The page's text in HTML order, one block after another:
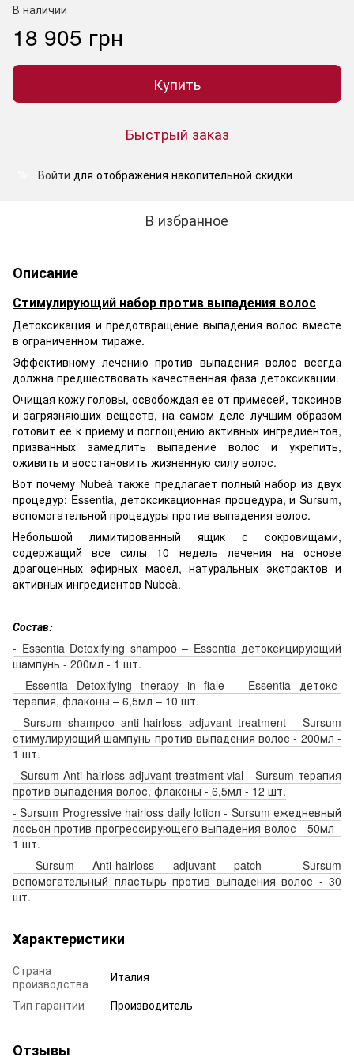
В наличии
18 905 грн
Купить
Быстрый заказ
Войти для отображения накопительной скидки
В избранное
Описание
Стимулирующий набор против выпадения волос
Детоксикация и предотвращение выпадения волос вместе
в ограниченном тираже.
Эффективному лечению против выпадения волос всегда
должна предшествовать качественная фаза детоксикации.
Очищая кожу головы, освобождая ее от примесей, токсинов
и загрязняющих веществ, на самом деле лучшим образом
готовит ее к приему и поглощению активных ингредиентов,
призванных замедлить выпадение волос и укрепить,
оживить и восстановить жизненную силу волос.
Вот почему Nubeà также предлагает полный набор из двух
процедур: Essentia, детоксикационная процедура, и Sursum,
вспомогательной процедуры против выпадения волос.
Небольшой лимитированный ящик с сокровищами,
содержащий все силы 10 недель лечения на основе
драгоценных эфирных масел, натуральных экстрактов и
активных ингредиентов Nubeà.
Состав:
- Essentia Detoxifying shampoo – Essentia детоксицирующий
шампунь - 200мл - 1 шт.
- Essentia Detoxifying therapy in fiale – Essentia детокс-
терапия, флаконы – 6,5мл – 10 шт.
- Sursum shampoo anti-hairloss adjuvant treatment - Sursum
стимулирующий шампунь против выпадения волос - 200мл -
1 шт.
- Sursum Anti-hairloss adjuvant treatment vial - Sursum терапия
против выпадения волос, флаконы - 6,5мл - 12 шт.
- Sursum Progressive hairloss daily lotion - Sursum ежедневный
лосьон против прогрессирующего выпадения волос - 50мл -
1 шт.
- Sursum Anti-hairloss adjuvant patch - Sursum
вспомогательный пластырь против выпадения волос - 30
шт.
Характеристики
Страна
производства
Италия
Тип гарантии
Производитель
Отзывы